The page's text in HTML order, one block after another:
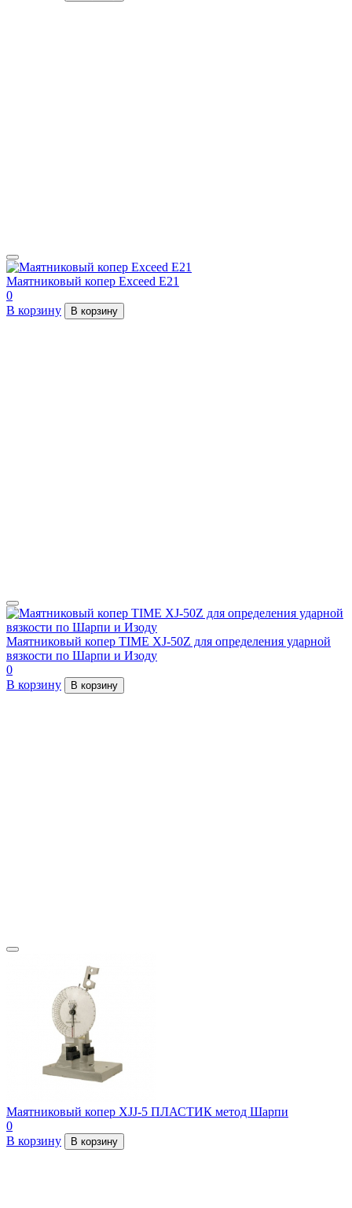
Маятниковый копер Exceed E21
0
В корзину
В корзину
Маятниковый копер TIME XJ-50Z для определения ударной
вязкости по Шарпи и Изоду
0
В корзину
В корзину
Маятниковый копер XJJ-5 ПЛАСТИК метод Шарпи
0
В корзину
В корзину